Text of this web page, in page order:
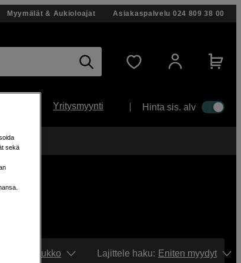
Myymälät & Aukioloajat Asiakaspalvelu 024 809 38 00
Yritysmyynti Hinta sis. alv
Ruudukko Lajittele haku: Eniten myydyt
sekä